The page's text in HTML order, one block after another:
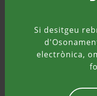
Si desitgeu
electrònica,